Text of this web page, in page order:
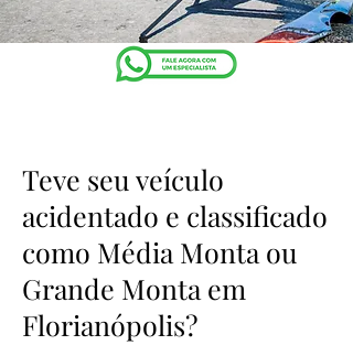
Teve seu veículo
acidentado e classificado
como Média Monta ou
Grande Monta em
Florianópolis?